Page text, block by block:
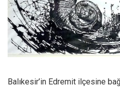
Balıkesir’in Edremit ilçesine